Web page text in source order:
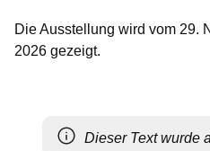
Die Ausstellung wird vom 29.
2026 gezeigt.
Dieser Text wurde